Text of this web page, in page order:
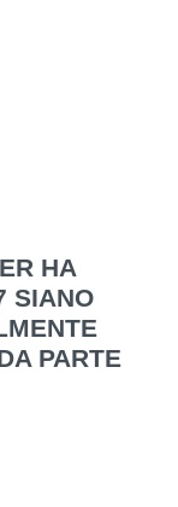
HA
SIANO
PARTE